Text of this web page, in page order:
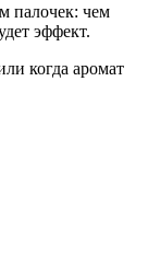
палочек: чем
эффект.
когда аромат